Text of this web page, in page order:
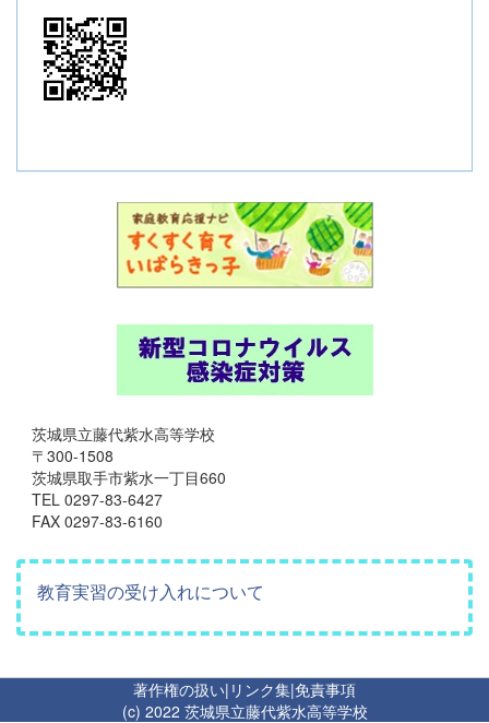
茨城県立藤代紫水高等学校
〒300-1508
茨城県取手市紫水一丁目660
TEL 0297-83-6427
FAX 0297-83-6160
教育実習の受け入れについて
著作権の扱い| リンク集|免責事項
(c) 2022 茨城県立藤代紫水高等学校